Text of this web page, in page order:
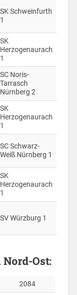
SK Schweinfurth
1
SK
Herzogenaurach
1
SC Noris-
Tarrasch
Nürnberg 2
SK
Herzogenaurach
1
SC Schwarz-
Weiß Nürnberg 1
SK
Herzogenaurach
1
SV Würzburg 1
Ost:
2084